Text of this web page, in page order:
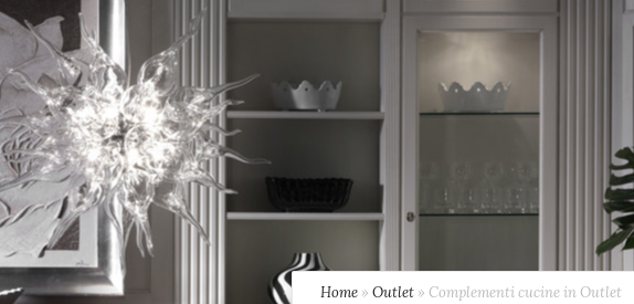
Home» Outlet» Complementi cucine in Outlet